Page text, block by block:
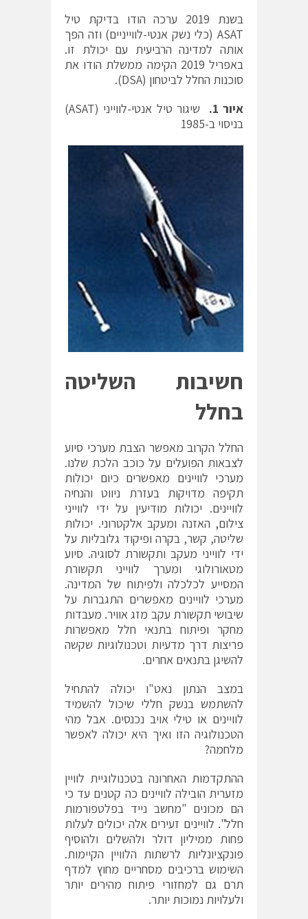
בשנת 2019 ערכה הודו בדיקת טיל
ASAT (כלי נשק אנטי-לווייניים) וזה הפך
אותה למדינה הרביעית עם יכולת זו.
באפריל 2019 הקימה ממשלת הודו את
סוכנות החלל לביטחון (DSA).
איור 1.
שיגור טיל אנטי-לווייני (ASAT)
בניסוי ב-1985
חשיבות השליטה
בחלל
החלל הקרוב מאפשר הצבת מערכי סיוע
לצבאות הפועלים על כוכב הלכת שלנו.
מערכי לוויינים מאפשרים כיום יכולות
תקיפה מדויקות בעזרת ניווט והנחיה
לוויינים. יכולות מודיעין על ידי לווייני
צילום, האזנה ומעקב אלקטרוני. יכולות
שליטה, קשר, בקרה ופיקוד גלובליות על
ידי לווייני מעקב ותקשורת לסוגיה. סיוע
מטאורולוגי ומערך לווייני תקשורת
המסייע לכלכלה ולפיתוח של המדינה.
מערכי לוויינים מאפשרים התגברות על
שיבושי תקשורת עקב מזג אוויר. מעבדות
מחקר ופיתוח בתנאי חלל מאפשרות
פריצות דרך מדעיות וטכנולוגיות שקשה
להשיגן בתנאים אחרים.
במצב הנתון נאט"ו יכולה להתחיל
להשתמש בנשק חללי שיכול להשמיד
לוויינים או טילי אויב נכנסים. אבל מהי
הטכנולוגיה הזו ואיך היא יכולה לאפשר
מלחמה?
ההתקדמות האחרונה בטכנולוגיית לוויין
מזערית הובילה לוויינים כה קטנים עד כי
הם מכונים "מחשב נייד בפלטפורמות
חלל". לוויינים זעירים אלה יכולים לעלות
פחות ממיליון דולר ולהשלים ולהוסיף
פונקציונליות לרשתות הלוויין הקיימות.
השימוש ברכיבים מסחריים מחוץ למדף
תרם גם למחזורי פיתוח מהירים יותר
ולעלויות נמוכות יותר.